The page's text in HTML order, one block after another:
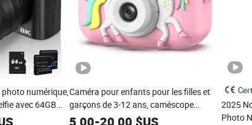
numérique,
avec 64GB
Caméra pour enfants pour les filles et
garçons de 3-12 ans, caméscope
numérique pour enfants avec
5,00-20,00 $US
2025
Photo